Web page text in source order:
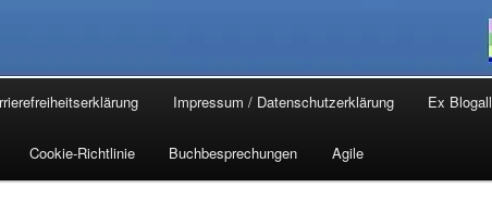
Impressum / Datenschutzerklärung Ex Blogall
Cookie-Richtlinie Buchbesprechungen Agile